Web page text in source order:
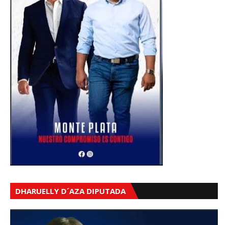
DHARUELLY D´AZA DIPUTADA